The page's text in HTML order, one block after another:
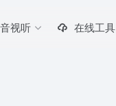
视听 在线工具